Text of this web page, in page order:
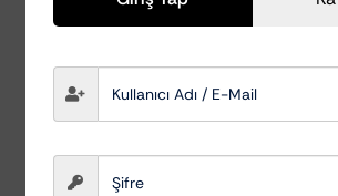
Plast Star 1lt –
Silikonsuz Plastik
Aksam
Koch Chemie